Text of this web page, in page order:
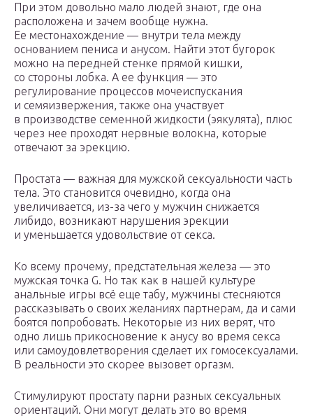
При этом довольно мало людей знают, где она
расположена и зачем вообще нужна.
Ее местонахождение — внутри тела между
основанием пениса и анусом. Найти этот бугорок
можно на передней стенке прямой кишки,
со стороны лобка. А ее функция — это
регулирование процессов мочеиспускания
и семяизвержения, также она участвует
в производстве семенной жидкости (эякулята), плюс
через нее проходят нервные волокна, которые
отвечают за эрекцию.
Простата — важная для мужской сексуальности часть
тела. Это становится очевидно, когда она
увеличивается, из-за чего у мужчин снижается
либидо, возникают нарушения эрекции
и уменьшается удовольствие от секса.
Ко всему прочему, предстательная железа — это
мужская точка G. Но так как в нашей культуре
анальные игры всё еще табу, мужчины стесняются
рассказывать о своих желаниях партнерам, да и сами
боятся попробовать. Некоторые из них верят, что
одно лишь прикосновение к анусу во время секса
или самоудовлетворения сделает их гомосексуалами.
В реальности это скорее вызовет оргазм.
Стимулируют простату парни разных сексуальных
ориентаций. Они могут делать это во время